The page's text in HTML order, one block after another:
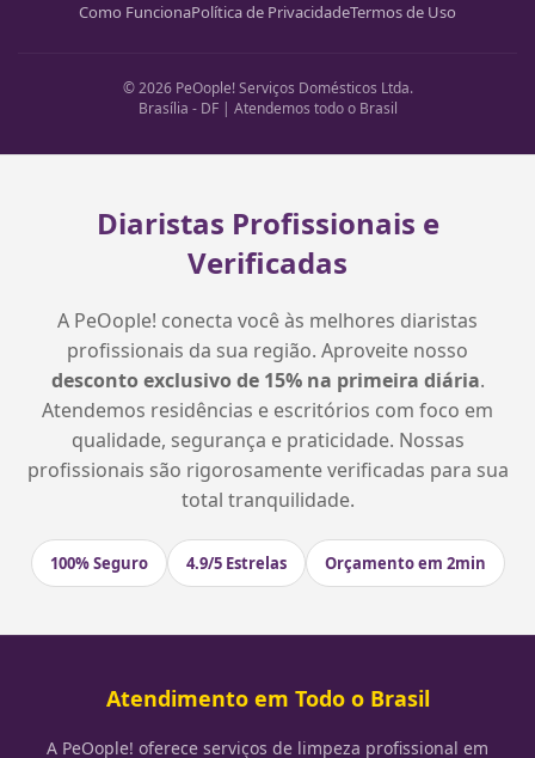
Como FuncionaPolítica de PrivacidadeTermos de Uso
© 2026 PeOople! Serviços Domésticos Ltda.
Brasília - DF | Atendemos todo o Brasil
Diaristas Profissionais e
Verificadas
A PeOople! conecta você às melhores diaristas
profissionais da sua região. Aproveite nosso
desconto exclusivo de 15% na primeira diária.
Atendemos residências e escritórios com foco em
qualidade, segurança e praticidade. Nossas
profissionais são rigorosamente verificadas para sua
total tranquilidade.
100% Seguro 4.9/5 Estrelas Orçamento em 2min
Atendimento em Todo o Brasil
A PeOople! oferece serviços de limpeza profissional em